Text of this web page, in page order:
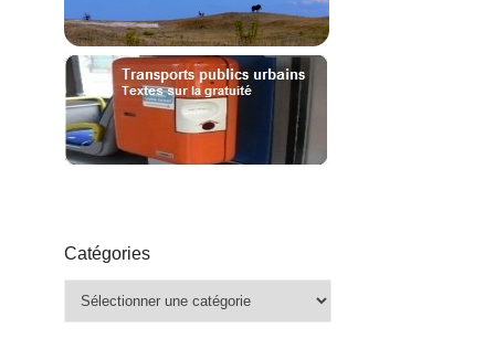
Catégories
Catégories